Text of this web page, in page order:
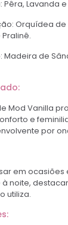
Lavanda
Orquídea de
Madeira de
Mod Vanilla
e
por
em ocasiões
noite,
utiliza.